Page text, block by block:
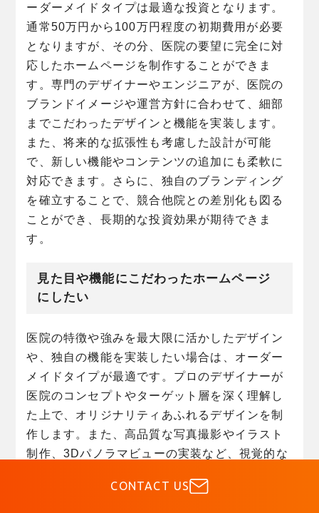
ーダーメイドタイプは最適な投資となります。
通常50万円から100万円程度の初期費用が必要
となりますが、その分、医院の要望に完全に対
応したホームページを制作することができま
す。専門のデザイナーやエンジニアが、医院の
ブランドイメージや運営方針に合わせて、細部
までこだわったデザインと機能を実装します。
また、将来的な拡張性も考慮した設計が可能
で、新しい機能やコンテンツの追加にも柔軟に
対応できます。さらに、独自のブランディング
を確立することで、競合他院との差別化も図る
ことができ、長期的な投資効果が期待できま
す。
見た目や機能にこだわったホームページ
にしたい
医院の特徴や強みを最大限に活かしたデザイン
や、独自の機能を実装したい場合は、オーダー
メイドタイプが最適です。プロのデザイナーが
医院のコンセプトやターゲット層を深く理解し
た上で、オリジナリティあふれるデザインを制
作します。また、高品質な写真撮影やイラスト
制作、3Dパノラマビューの実装など、視覚的な
ます。医院独自の診療予約システムや、カルテ
CONTACT US